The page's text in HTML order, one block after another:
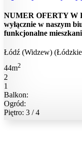
NUMER OFERTY W
wyłącznie w naszym
funkcjonalne
Łódź (Widzew)
44m2
2
1
Balkon:
Ogród:
Piętro: 3 / 4